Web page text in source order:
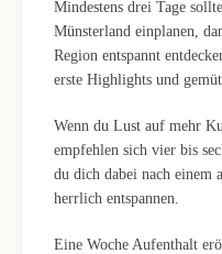
Mindestens drei Tage
Münsterland einplanen,
Region entspannt
erste Highlights und
Wenn du Lust auf mehr
empfehlen sich vier bis
du dich dabei nach einem
herrlich entspannen.
Eine Woche Aufenthalt